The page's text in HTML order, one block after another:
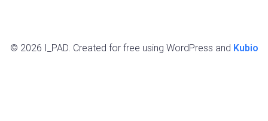
© 2026 I_PAD. Created for free using WordPress and Kubio